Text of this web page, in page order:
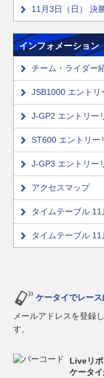
11月3日（日） 決
インフォメーション
チーム・ライダー
JSB1000 エントリ
J-GP2 エントリー
ST600 エントリー
J-GP3 エントリー
アクセスマップ
タイムテーブル 11
タイムテーブル 11
ケータイでレース
メールアドレスを登録
す。
Liveリ
ケータイ